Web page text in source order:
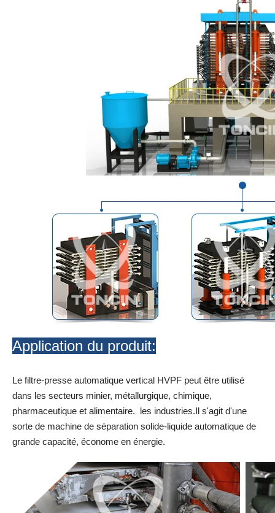
Application du produit:
Le filtre-presse automatique vertical HVPF peut être utilisé
dans les secteurs minier, métallurgique, chimique,
pharmaceutique et alimentaire. les industries.Il s'agit d'une
sorte de machine de séparation solide-liquide automatique de
grande capacité, économe en énergie.